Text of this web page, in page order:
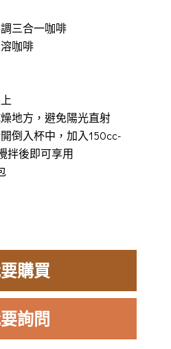
三合一咖啡
咖啡
地方，避免陽光直射
倒入杯中，加入150cc-
拌後即可享用
購買
詢問